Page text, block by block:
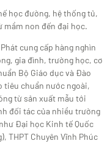
học đường, hệ thống tủ,
non đến đại học.
cung cấp hàng nghìn
gia đình, trường học, cơ
Bộ Giáo dục và Đào
tiêu chuẩn nước ngoài,
từ sản xuất mẫu tới
đối tác của nhiều trường
Đại học Kinh tế Quốc
THPT Chuyên Vĩnh Phúc